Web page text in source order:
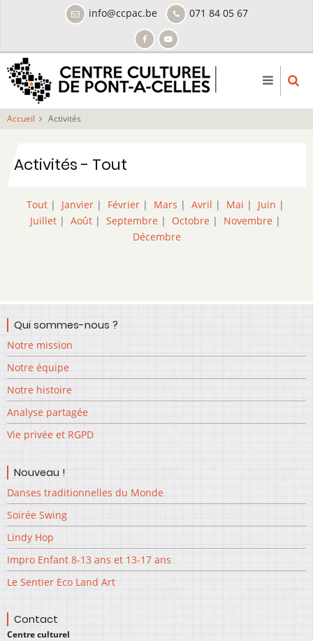
principal
info@ccpac.be 071 84 05 67
Accueil Activités
Activités - Tout
Tout| Janvier| Février| Mars | Avril | Mai | Juin |
Juillet| Août| Septembre | Octobre | Novembre |
Décembre
Qui sommes-nous ?
Notre mission
Notre équipe
Notre histoire
Analyse partagée
Vie privée et RGPD
Nouveau !
Danses traditionnelles du Monde
Soirée Swing
Lindy Hop
Impro Enfant 8-13 ans et 13-17 ans
Le Sentier Eco Land Art
Contact
Centre culturel